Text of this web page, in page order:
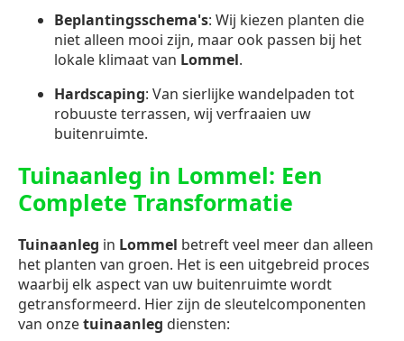
Beplantingsschema's: Wij kiezen planten die
niet alleen mooi zijn, maar ook passen bij het
lokale klimaat van Lommel.
Hardscaping: Van sierlijke wandelpaden tot
robuuste terrassen, wij verfraaien uw
buitenruimte.
Tuinaanleg in Lommel: Een
Complete Transformatie
Tuinaanleg in Lommel betreft veel meer dan alleen
het planten van groen. Het is een uitgebreid proces
waarbij elk aspect van uw buitenruimte wordt
getransformeerd. Hier zijn de sleutelcomponenten
van onzetuinaanleg diensten: